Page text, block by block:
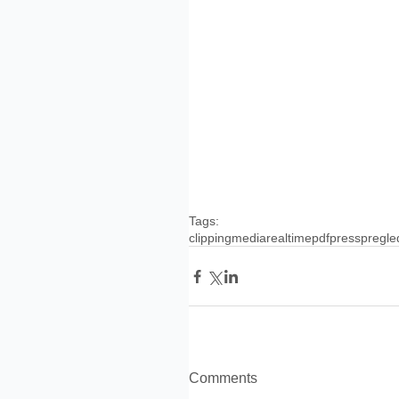
Tags:
clippingmediarealtimepdfpress
Comments